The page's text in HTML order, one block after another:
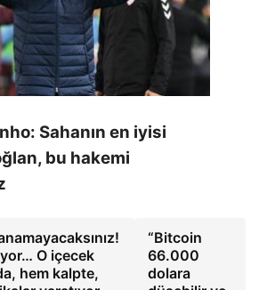
Sahanın en iyisi
bu hakemi
O içecek
hem kalpte,
“Bitcoin
66.000
dolara